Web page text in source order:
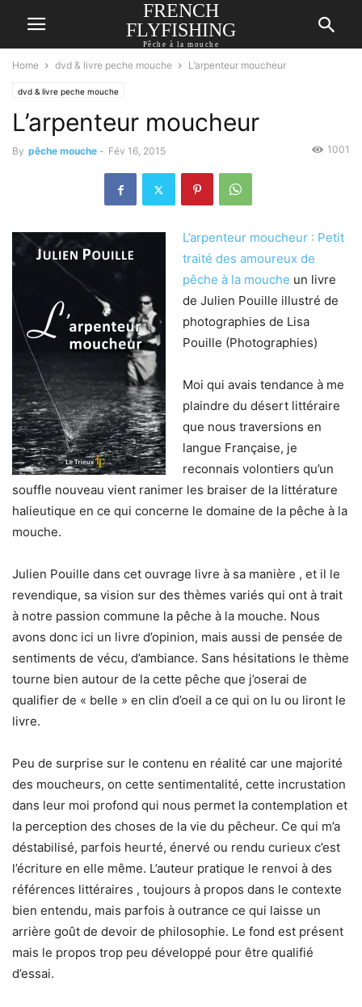
FRENCH
FLYFISHING
Pêche à la mouche
Home dvd & livre peche mouche L’arpenteur moucheur
dvd & livre peche mouche
L’arpenteur moucheur
By pêche mouche - Fév 16, 2015 1001
L’arpenteur moucheur : Petit
traité des amoureux de
pêche à la mouche un livre
de Julien Pouille illustré de
photographies de Lisa
Pouille (Photographies)
Moi qui avais tendance à me
plaindre du désert littéraire
que nous traversions en
langue Française, je
reconnais volontiers qu’un
souffle nouveau vient ranimer les braiser de la littérature
halieutique en ce qui concerne le domaine de la pêche à la
mouche.
Julien Pouille dans cet ouvrage livre à sa manière , et il le
revendique, sa vision sur des thèmes variés qui ont à trait
à notre passion commune la pêche à la mouche. Nous
avons donc ici un livre d’opinion, mais aussi de pensée de
sentiments de vécu, d’ambiance. Sans hésitations le thème
tourne bien autour de la cette pêche que j’oserai de
qualifier de « belle » en clin d’oeil a ce qui on lu ou liront le
livre.
Peu de surprise sur le contenu en réalité car une majorité
des moucheurs, on cette sentimentalité, cette incrustation
dans leur moi profond qui nous permet la contemplation et
la perception des choses de la vie du pêcheur. Ce qui m’a
déstabilisé, parfois heurté, énervé ou rendu curieux c’est
l’écriture en elle même. L’auteur pratique le renvoi à des
références littéraires , toujours à propos dans le contexte
bien entendu, mais parfois à outrance ce qui laisse un
arrière goût de devoir de philosophie. Le fond est présent
mais le propos trop peu développé pour être qualifié
d’essai.